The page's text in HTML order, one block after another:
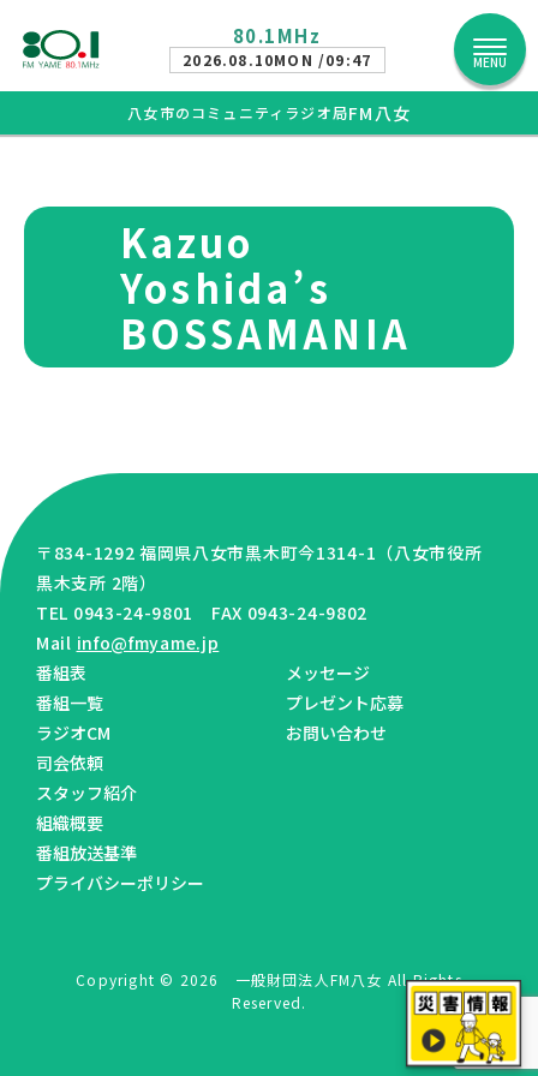
80.1MHz
2026.08.10MON /09:47 MENU
八女市のコミュニティラジオ局FM八女
Kazuo
Yoshida’s
BOSSAMANIA
番組表
番組一覧
ラジオCM
司会依頼
スタッフ紹介
組織概要
メッセージ
プレゼント応募
お問い合わせ
〒834-1292 福岡県八女市黒木町今1314-1（八女市役所
黒木支所 2階）
TEL 0943-24-9801 FAX 0943-24-9802
Mail info@fmyame.jp
番組放送基準
プライバシーポリシー
Copyright © 2026 一般財団法人FM八女 All Rights
Reserved.